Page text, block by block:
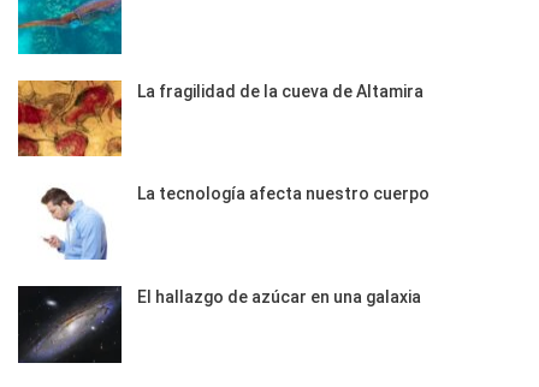
La fragilidad de la cueva de Altamira
La tecnología afecta nuestro cuerpo
El hallazgo de azúcar en una galaxia